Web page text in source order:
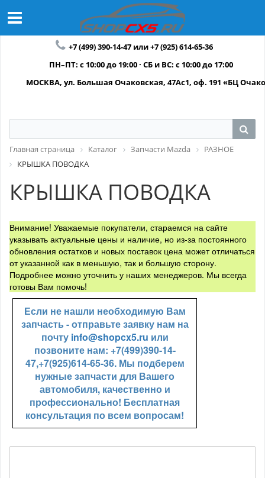
+7 (499) 390-14-47 или +7 (925) 614-65-36
ПН–ПТ: с 10:00 до 19:00 · СБ и ВС: с 10:00 до 17:00
МОСКВА, ул. Большая Очаковская, 47Ас1, оф. 191 «БЦ
Главная страница Каталог Запчасти Mazda
РАЗНОЕ
КРЫШКА ПОВОДКА
КРЫШКА ПОВОДКА
Внимание! Уважаемые покупатели, стараемся на сайте
указывать актуальные цены и наличие, но из-за постоянного
обновления остатков и новых поставок цена может отличаться
от указанной как в меньшую, так и большую сторону.
Подробнее можно уточнить у наших менеджеров. Мы всегда
готовы Вам помочь!
Если не нашли необходимую Вам
запчасть - отправьте заявку нам на
почту info@shopcx5.ru или
позвоните нам: +7(499)390-14-
47,+7(925)614-65-36. Мы подберем
нужные запчасти для Вашего
автомобиля, качественно и
профессионально! Бесплатная
консультация по всем вопросам!